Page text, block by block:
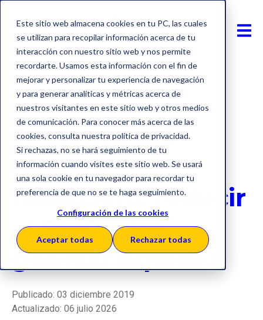
Este sitio web almacena cookies en tu PC, las cuales
se utilizan para recopilar información acerca de tu
interacción con nuestro sitio web y nos permite
recordarte. Usamos esta información con el fin de
mejorar y personalizar tu experiencia de navegación
y para generar analíticas y métricas acerca de
nuestros visitantes en este sitio web y otros medios
de comunicación. Para conocer más acerca de las
cookies, consulta nuestra política de privacidad.
Si rechazas, no se hará seguimiento de tu
información cuando visites este sitio web. Se usará
una sola cookie en tu navegador para recordar tu
preferencia de que no se te haga seguimiento.
Configuración de las cookies
Aceptar todas Rechazar todas
Financiación
Teorema del
director
financiero: reducir
el PMC para
generar liquidez
Publicado: 03 diciembre 2019
Actualizado: 06 julio 2026